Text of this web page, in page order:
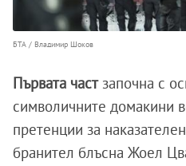
БТА / Владимир Шоков
Първата частзапочна с
символичните домакини
претенции за
бранител блъсна Жоел